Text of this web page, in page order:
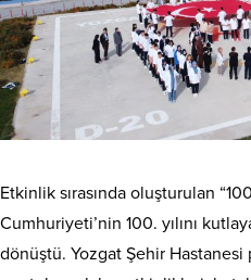
Etkinlik sırasında oluşturulan
Cumhuriyeti’nin 100. yılını
dönüştü. Yozgat Şehir